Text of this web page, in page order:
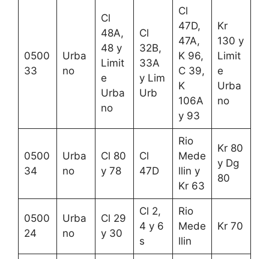
0500
33
Urba
no
Cl
48A,
48 y
Limit
e
Urba
no
Cl
32B,
33A
y Lim
Urb
Cl
47D,
47A,
K 96,
C 39,
K
106A
y 93
Kr
130 y
Limit
e
Urba
no
0500
34
Urba
no
Cl 80
y 78
Cl
47D
Rio
Mede
llin y
Kr 63
Kr 80
y Dg
80
0500
24
Urba
no
Cl 29
y 30
Cl 2,
4 y 6
s
Rio
Mede
llin
Kr 70